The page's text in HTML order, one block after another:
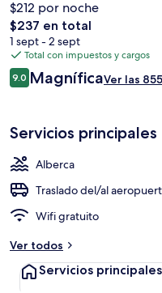
$212 por noche
El
precio
total
es
de
$237 en total
1 sept - 2 sept
Total con impuestos y cargos
Opiniones
9.09.0 de 10,
MagníficaVer las
Servicios principales
Alberca
Traslado del/al
Wifi gratuito
Ver todos
Servicios principales